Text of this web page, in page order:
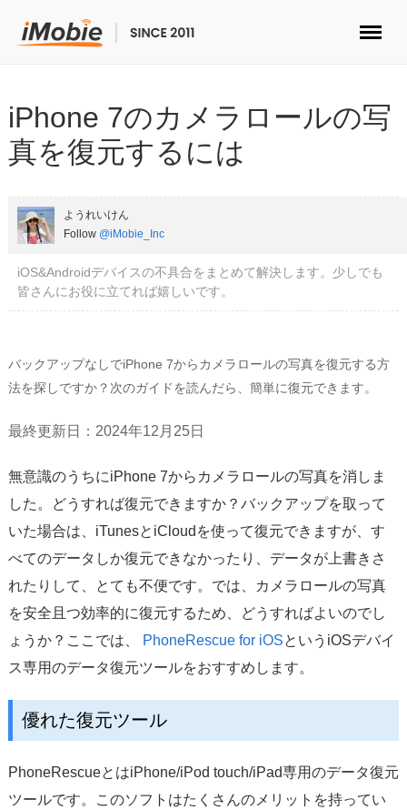
データ転送
便利ツール
ソリューション
ダウンロード
サポート
言語選択
iPhone 7のカメラロールの写
真を復元するには
ようれいけん
Follow @iMobie_Inc
iOS&Androidデバイスの不具合をまとめて解決します。少しでも
皆さんにお役に立てれば嬉しいです。
バックアップなしでiPhone 7からカメラロールの写真を復元する方
法を探しですか？次のガイドを読んだら、簡単に復元できます。
最終更新日：2024年12月25日
無意識のうちにiPhone 7からカメラロールの写真を消しま
した。どうすれば復元できますか？バックアップを取って
いた場合は、iTunesとiCloudを使って復元できますが、す
べてのデータしか復元できなかったり、データが上書きさ
れたりして、とても不便です。では、カメラロールの写真
を安全且つ効率的に復元するため、どうすればよいのでし
ょうか？ここでは、
PhoneRescue for iOSというiOSデバイ
ス専用のデータ復元ツールをおすすめします。
優れた復元ツール
PhoneRescueとはiPhone/iPod touch/iPad専用のデータ復元
ツールです。このソフトはたくさんのメリットを持ってい